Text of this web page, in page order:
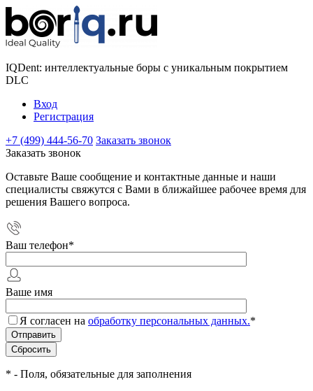
IQDent: интеллектуальные боры с уникальным покрытием
DLC
Вход
Регистрация
+7 (499) 444-56-70 Заказать звонок
Заказать звонок
Оставьте Ваше сообщение и контактные данные и наши
специалисты свяжутся с Вами в ближайшее рабочее время для
решения Вашего вопроса.
Ваш телефон*
Ваше имя
Я согласен на обработку персональных данных.*
* - Поля, обязательные для заполнения